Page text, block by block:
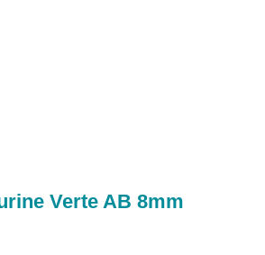
Verte AB 8mm